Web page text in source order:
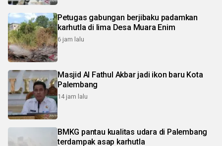
Petugas gabungan berjibaku padamkan
karhutla di lima Desa Muara Enim
6 jam lalu
Masjid Al Fathul Akbar jadi ikon baru Kota
Palembang
14 jam lalu
BMKG pantau kualitas udara di Palembang
terdampak asap karhutla